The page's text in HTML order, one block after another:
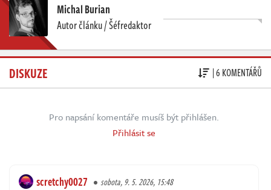
Michal Burian
Autor článku / Šéfredaktor
DISKUZE | 6 KOMENTÁŘŮ
Pro napsání komentáře musíš být přihlášen.
Přihlásit se
scretchy0027 sobota, 9. 5. 2026, 15:48